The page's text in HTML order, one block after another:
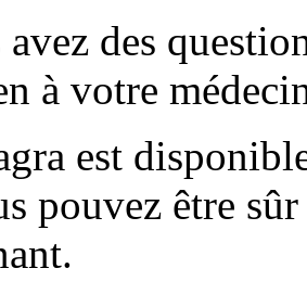
avez des
à votre
est
pouvez être